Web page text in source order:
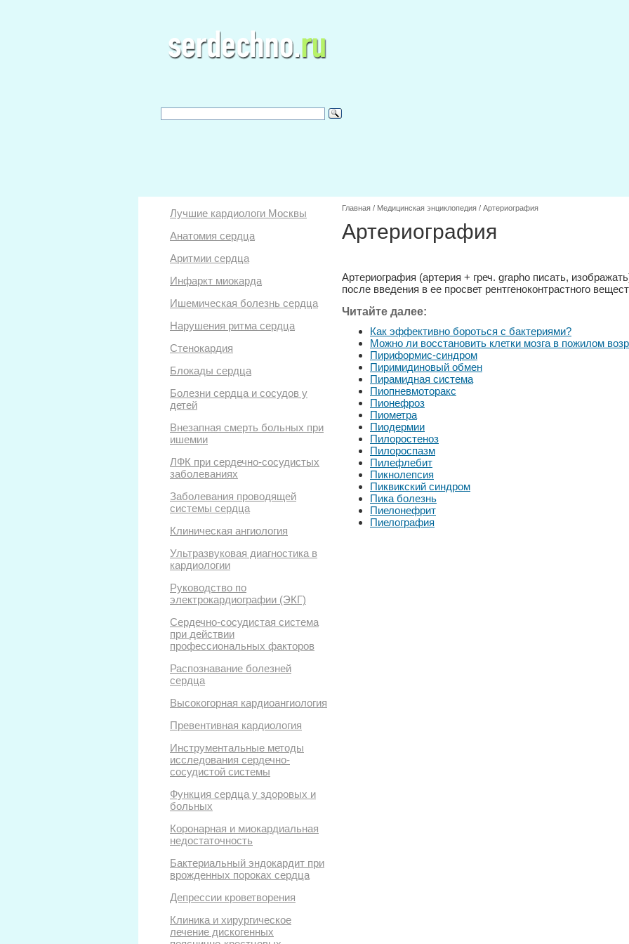
Лучшие кардиологи Москвы
Анатомия сердца
Аритмии сердца
Инфаркт миокарда
Ишемическая болезнь сердца
Нарушения ритма сердца
Стенокардия
Блокады сердца
Болезни сердца и сосудов у
детей
Внезапная смерть больных при
ишемии
ЛФК при сердечно-сосудистых
заболеваниях
Заболевания проводящей
системы сердца
Клиническая ангиология
Ультразвуковая диагностика в
кардиологии
Руководство по
электрокардиографии (ЭКГ)
Сердечно-сосудистая система
при действии
профессиональных факторов
Распознавание болезней
сердца
Высокогорная кардиоангиология
Превентивная кардиология
Инструментальные методы
исследования сердечно-
сосудистой системы
Функция сердца у здоровых и
больных
Коронарная и миокардиальная
недостаточность
Бактериальный эндокардит при
врожденных пороках сердца
Депрессии кроветворения
Клиника и хирургическое
лечение дискогенных
Главная / Медицинская энциклопедия / Артериография
Артериография
Артериография (артерия + греч. grapho писать,
после введения в ее просвет рентгеноконтрастного
Читайте далее:
Как эффективно бороться с бактериями?
Можно ли восстановить клетки мозга в пожилом
Пириформис-синдром
Пиримидиновый обмен
Пирамидная система
Пиопневмоторакс
Пионефроз
Пиометра
Пиодермии
Пилоростеноз
Пилороспазм
Пилефлебит
Пикнолепсия
Пиквикский синдром
Пика болезнь
Пиелонефрит
Пиелография